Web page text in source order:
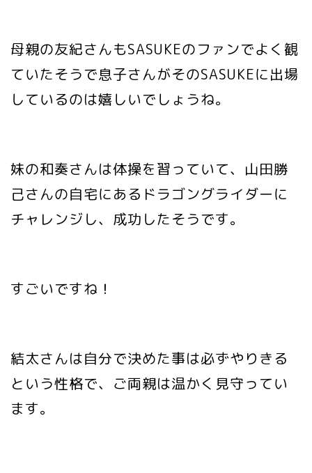
母親の友紀さんもSASUKEのファンでよく観
ていたそうで息子さんがそのSASUKEに出場
しているのは嬉しいでしょうね。
妹の和奏さんは体操を習っていて、山田勝
己さんの自宅にあるドラゴングライダーに
チャレンジし、成功したそうです。
すごいですね！
結太さんは自分で決めた事は必ずやりきる
という性格で、ご両親は温かく見守ってい
ます。